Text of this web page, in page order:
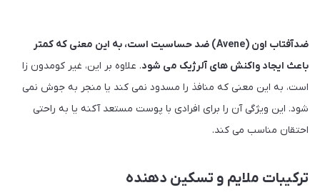
ضدآفتاب اون (Avene) ضد حساسیت است، به این معنی که کمتر
باعث ایجاد واکنش های آلرژیک می شود. علاوه بر این، غیر کومدون زا
است، به این معنی که منافذ را مسدود نمی کند یا منجر به جوش نمی
شود. این ویژگی آن را برای افرادی با پوست مستعد آکنه یا به راحتی
احتقان مناسب می کند.
ترکیبات ملایم و تسکین دهنده